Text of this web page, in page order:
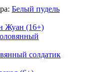
: Белый пудель
Жуан (16+)
солдатик